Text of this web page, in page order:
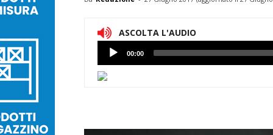
ASCOLTA L'AUDIO
Lettore
Audio
00:00